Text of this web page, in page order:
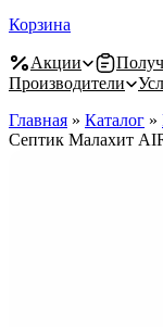
Корзина
Акции
Производители
Главная » Каталог »
Септик Малахит